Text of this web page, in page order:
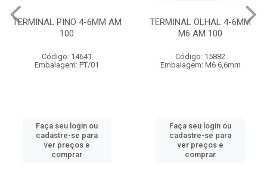
TERMINAL PINO 4-6MM AM
100
Código: 14641
Embalagem: PT/01
Faça seu login ou
cadastre-se para
ver preços e
comprar
TERMINAL OLHAL 4-6MM
M6 AM 100
Código: 15882
Embalagem: M6 6,6mm
Faça seu login ou
cadastre-se para
ver preços e
comprar